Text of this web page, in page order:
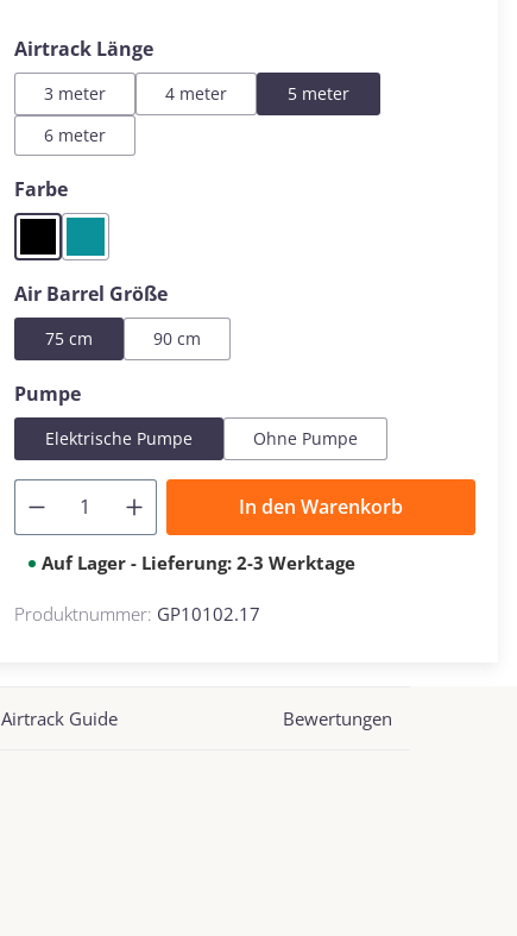
Airtrack Längeauswählen
3 meter 4 meter
5 meter
6 meter
Farbeauswählen
Black
Air Barrel Größeauswählen
75 cm 90 cm
Pumpeauswählen
Elektrische Pumpe Ohne Pumpe
In den Warenkorb
Auf Lager - Lieferung: 2-3 Werktage
Produktnummer: GP10102.17
Airtrack Guide Bewertungen